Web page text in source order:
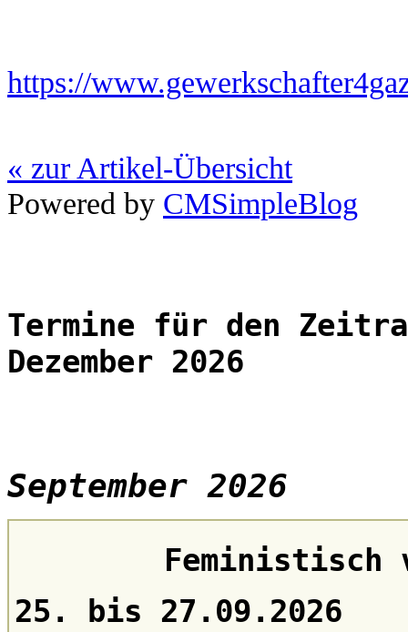
https://
« zur Artikel-Übersicht
Powered by CMSimpleBlog
Termine für den
Dezember 2026
September 2026
Feministisch
25. bis 27.09.2026